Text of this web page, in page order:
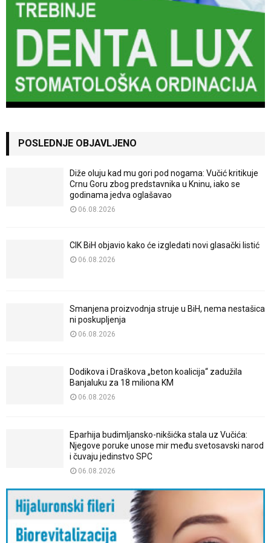
POSLEDNJE OBJAVLJENO
Diže oluju kad mu gori pod nogama: Vučić kritikuje
Crnu Goru zbog predstavnika u Kninu, iako se
godinama jedva oglašavao
06.08.2026
CIK BiH objavio kako će izgledati novi glasački listić
06.08.2026
Smanjena proizvodnja struje u BiH, nema nestašica
ni poskupljenja
06.08.2026
Dodikova i Draškova „beton koalicija“ zadužila
Banjaluku za 18 miliona KM
06.08.2026
Eparhija budimljansko-nikšićka stala uz Vučića:
Njegove poruke unose mir među svetosavski narod
i čuvaju jedinstvo SPC
06.08.2026